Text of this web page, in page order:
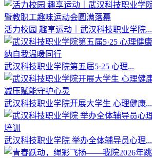
活力校园 趣享运动｜武汉科技职业学院...
武汉科技职业学院第五届5·25 心理...
武汉科技职业学院开展大学生 心理健康...
武汉科技职业学院 举办全体辅导员心理...